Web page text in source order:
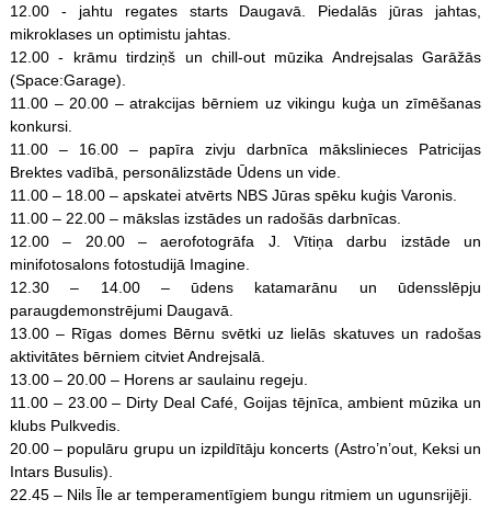
12.00 - jahtu regates starts Daugavā. Piedalās jūras jahtas,
mikroklases un optimistu jahtas.
12.00 - krāmu tirdziņš un chill-out mūzika Andrejsalas Garāžās
(Space:Garage).
11.00 – 20.00 – atrakcijas bērniem uz vikingu kuģa un zīmēšanas
konkursi.
11.00 – 16.00 – papīra zivju darbnīca mākslinieces Patricijas
Brektes vadībā, personālizstāde Ūdens un vide.
11.00 – 18.00 – apskatei atvērts NBS Jūras spēku kuģis Varonis.
11.00 – 22.00 – mākslas izstādes un radošās darbnīcas.
12.00 – 20.00 – aerofotogrāfa J. Vītiņa darbu izstāde un
minifotosalons fotostudijā Imagine.
12.30 – 14.00 – ūdens katamarānu un ūdensslēpju
paraugdemonstrējumi Daugavā.
13.00 – Rīgas domes Bērnu svētki uz lielās skatuves un radošas
aktivitātes bērniem citviet Andrejsalā.
13.00 – 20.00 – Horens ar saulainu regeju.
11.00 – 23.00 – Dirty Deal Café, Goijas tējnīca, ambient mūzika un
klubs Pulkvedis.
20.00 – populāru grupu un izpildītāju koncerts (Astro’n’out, Keksi un
Intars Busulis).
22.45 – Nils Īle ar temperamentīgiem bungu ritmiem un ugunsrijēji.